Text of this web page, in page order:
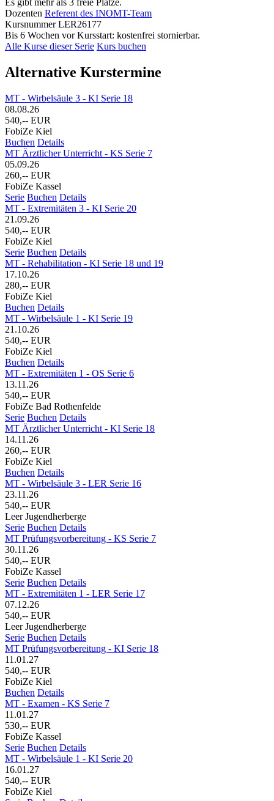
Dozenten Referent des INOMT-Team
Kursnummer LER26177
Bis 6 Wochen vor Kursstart: kostenfrei stornierbar.
Alle Kurse dieser Serie Kurs buchen
Alternative Kurstermine
MT - Wirbelsäule 3 - KI Serie 18
08.08.26
540,-- EUR
FobiZe Kiel
Buchen Details
MT Ärztlicher Unterricht - KS Serie 7
05.09.26
260,-- EUR
FobiZe Kassel
Serie Buchen Details
MT - Extremitäten 3 - KI Serie 20
21.09.26
540,-- EUR
FobiZe Kiel
Serie Buchen Details
MT - Rehabilitation - KI Serie 18 und 19
17.10.26
280,-- EUR
FobiZe Kiel
Buchen Details
MT - Wirbelsäule 1 - KI Serie 19
21.10.26
540,-- EUR
FobiZe Kiel
Buchen Details
MT - Extremitäten 1 - OS Serie 6
13.11.26
540,-- EUR
FobiZe Bad Rothenfelde
Serie Buchen Details
MT Ärztlicher Unterricht - KI Serie 18
14.11.26
260,-- EUR
FobiZe Kiel
Buchen Details
MT - Wirbelsäule 3 - LER Serie 16
23.11.26
540,-- EUR
Leer Jugendherberge
Serie Buchen Details
MT Prüfungsvorbereitung - KS Serie 7
30.11.26
540,-- EUR
FobiZe Kassel
Serie Buchen Details
MT - Extremitäten 1 - LER Serie 17
07.12.26
540,-- EUR
Leer Jugendherberge
Serie Buchen Details
MT Prüfungsvorbereitung - KI Serie 18
11.01.27
540,-- EUR
FobiZe Kiel
Buchen Details
MT - Examen - KS Serie 7
11.01.27
530,-- EUR
FobiZe Kassel
Serie Buchen Details
MT - Wirbelsäule 1 - KI Serie 20
16.01.27
540,-- EUR
FobiZe Kiel